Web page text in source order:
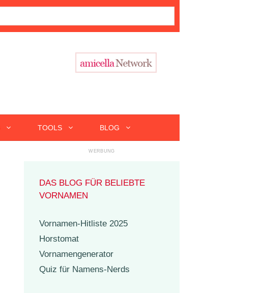
TOOLS BLOG
DAS BLOG FÜR BELIEBTE
VORNAMEN
Vornamen-Hitliste 2025
Horstomat
Vornamengenerator
Quiz für Namens-Nerds